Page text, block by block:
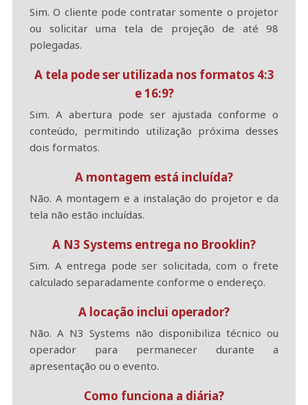
Sim. O cliente pode contratar somente o projetor
ou solicitar uma tela de projeção de até 98
polegadas.
A tela pode ser utilizada nos formatos 4:3
e 16:9?
Sim. A abertura pode ser ajustada conforme o
conteúdo, permitindo utilização próxima desses
dois formatos.
A montagem está incluída?
Não. A montagem e a instalação do projetor e da
tela não estão incluídas.
A N3 Systems entrega no Brooklin?
Sim. A entrega pode ser solicitada, com o frete
calculado separadamente conforme o endereço.
A locação inclui operador?
Não. A N3 Systems não disponibiliza técnico ou
operador para permanecer durante a
apresentação ou o evento.
Como funciona a diária?